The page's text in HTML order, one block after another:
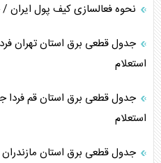
نحوه فعالسازی کیف پول ایران
استعلام
استعلام